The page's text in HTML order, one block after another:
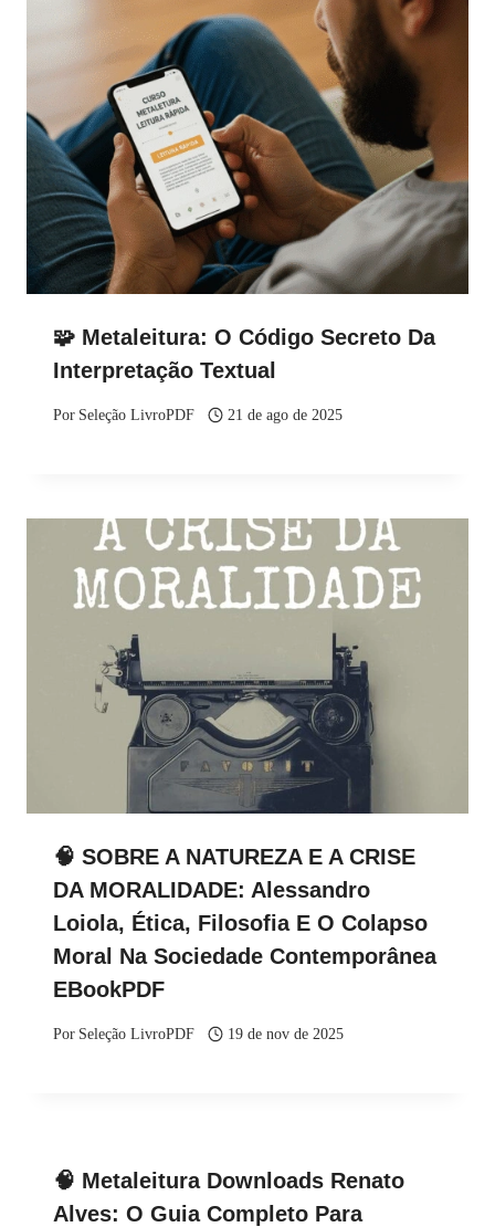
🧩 Metaleitura: O Código Secreto Da
Interpretação Textual
Por Seleção LivroPDF 21 de ago de 2025
🧠 SOBRE A NATUREZA E A CRISE
DA MORALIDADE: Alessandro
Loiola, Ética, Filosofia E O Colapso
Moral Na Sociedade Contemporânea
EBookPDF
Por Seleção LivroPDF 19 de nov de 2025
🧠 Metaleitura Downloads Renato
Alves: O Guia Completo Para